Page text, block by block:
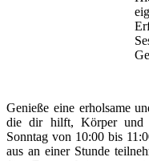
Genieße eine erholsame
die dir hilft, Körper und
Sonntag von 10:00 bis
aus an einer Stunde